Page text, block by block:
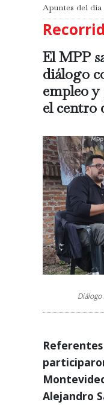
Apuntes del día
El MPP
diálogo
empleo y
el centro
Alejandro